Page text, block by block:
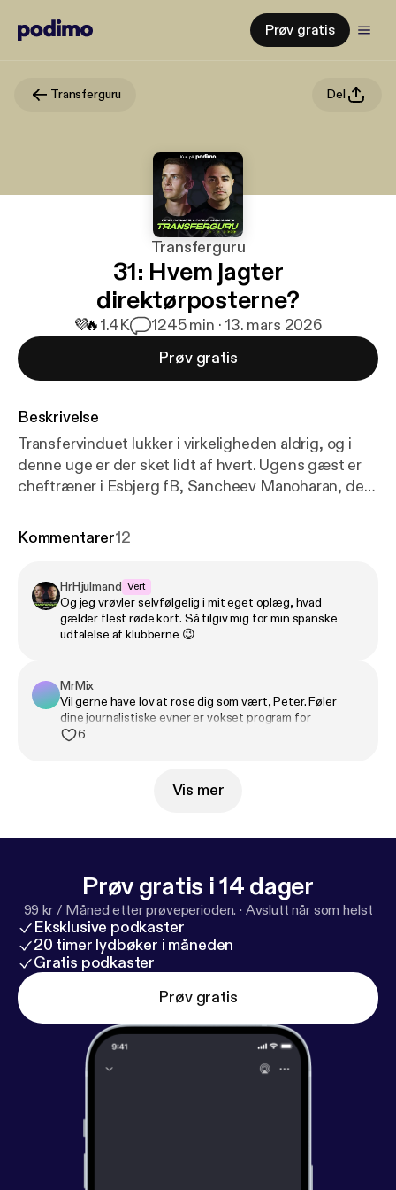
Prøv gratis
Transferguru Del
Transferguru
31: Hvem jagter
direktørposterne?
💜🔥1.4K 1245 min · 13. mars 2026
Prøv gratis
Beskrivelse
Transfervinduet lukker i virkeligheden aldrig, og i
denne uge er der sket lidt af hvert. Ugens gæst er
cheftræner i Esbjerg fB, Sancheev Manoharan, der
på unge talenter og en klub, der mener, den hører
spørgsmålet sig hos Farzam og Peter: Hvor længe
bliver Jacob Neestrup egentlig i Parken? Samtidig
tager vi temperaturen på direktør-stoledansen i
Peter og Farzam en potentiel joker: Kan Kristian
Kjær lokkes til hovedstaden? Denne episode er
optaget onsdag d. 11/3 26.
Kommentarer12
HrHjulmand Vert
Og jeg vrøvler selvfølgelig i mit eget oplæg, hvad
gælder flest røde kort. Så tilgiv mig for min spanske
udtalelse af klubberne 😉
MrMix
Vil gerne have lov at rose dig som vært, Peter. Føler
dine journalistiske evner er vokset program for
program. Dejligt kvalificeret spørgsmål og man kan høre
6
Vis mer
Prøv gratis i 14 dager
99 kr / Måned etter prøveperioden. · Avslutt når som helst
Eksklusive podkaster
20 timer lydbøker i måneden
Gratis podkaster
Prøv gratis